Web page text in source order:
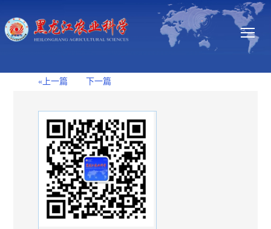
«上一篇 下一篇